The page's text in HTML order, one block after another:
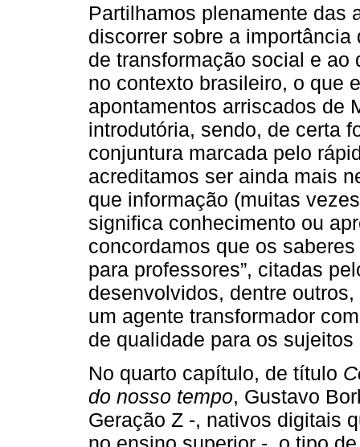
Partilhamos plenamente das
discorrer sobre a
de transformação social e
no contexto brasileiro, o que
apontamentos arriscados de
introdutória, sendo, de certa
conjuntura marcada pelo
acreditamos ser ainda mais
que informação (muitas
significa conhecimento ou
concordamos que os
para professores”, citadas
desenvolvidos, dentre
um agente transformador
de qualidade para os
No quarto capítulo, de título
do nosso tempo, Gustavo
Geração Z -, nativos digitais